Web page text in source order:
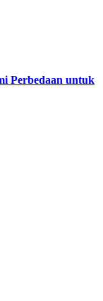
Perbedaan untuk